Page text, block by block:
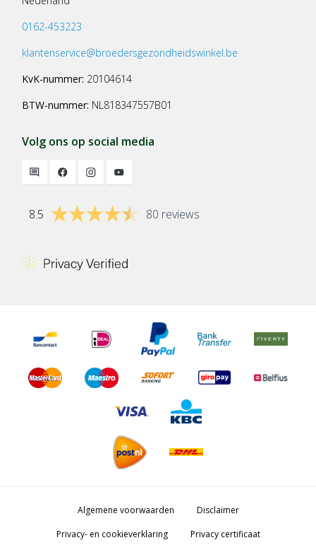
0162-453223
klantenservice@broedersgezondheidswinkel.be
KvK-nummer: 20104614
BTW-nummer: NL818347557B01
Volg ons op social media
8.5 80 reviews
Algemene voorwaarden
Disclaimer
Privacy- en cookieverklaring
Privacy certificaat